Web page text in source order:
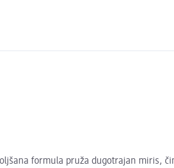
formula pruža dugotrajan miris,